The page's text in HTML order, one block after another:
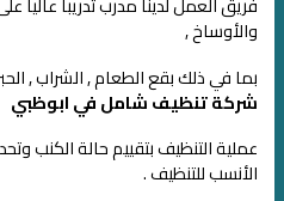
والأوساخ ,
بما في ذلك بقع الطعام , الشراب ,
شركة تنظيف شامل في ابوظبي
عملية التنظيف بتقييم حالة الكنب
الأنسب للتنظيف .